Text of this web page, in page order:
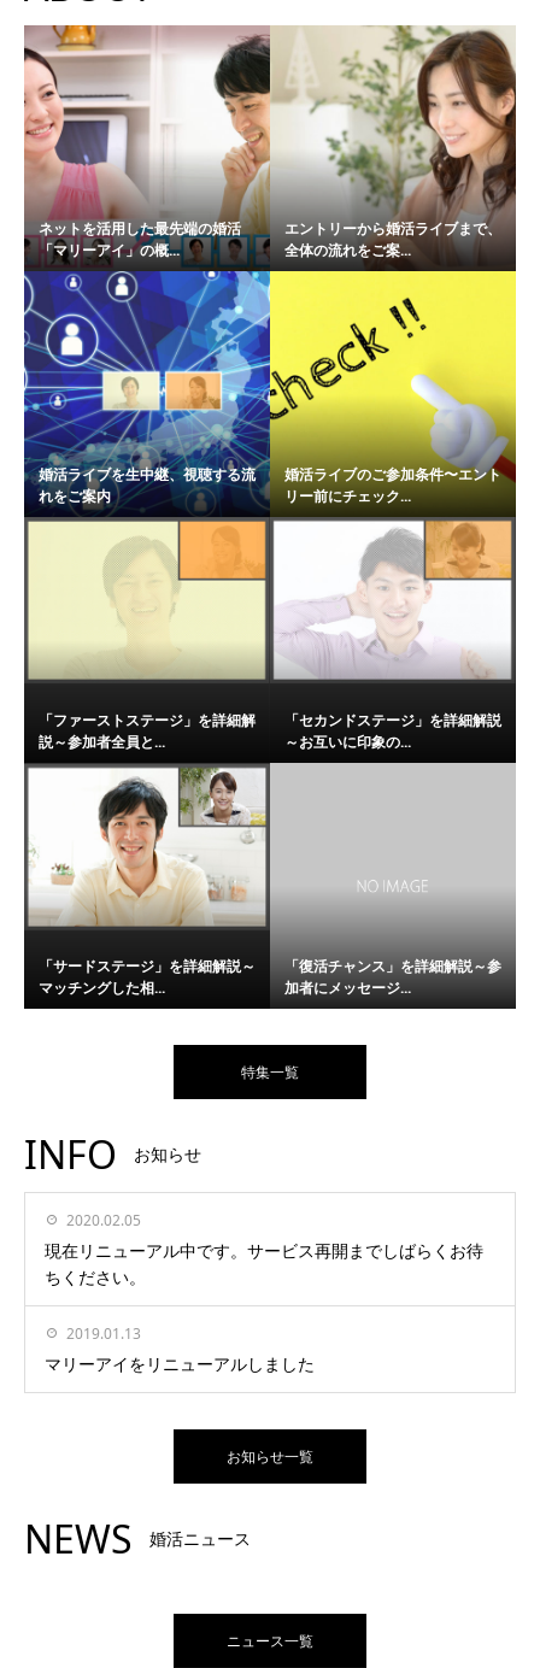
ネットを活用した最先端の婚活
「マリーアイ」の概...
エントリーから婚活ライブまで、
全体の流れをご案...
婚活ライブを生中継、視聴する流
れをご案内
婚活ライブのご参加条件〜エント
リー前にチェック...
「ファーストステージ」を詳細解
説～参加者全員と...
「セカンドステージ」を詳細解説
～お互いに印象の...
「サードステージ」を詳細解説～
マッチングした相...
「復活チャンス」を詳細解説～参
加者にメッセージ...
特集一覧
INFO お知らせ
2020.02.05
現在リニューアル中です。サービス再開までしばらくお待
ちください。
2019.01.13
マリーアイをリニューアルしました
お知らせ一覧
NEWS 婚活ニュース
ニュース一覧